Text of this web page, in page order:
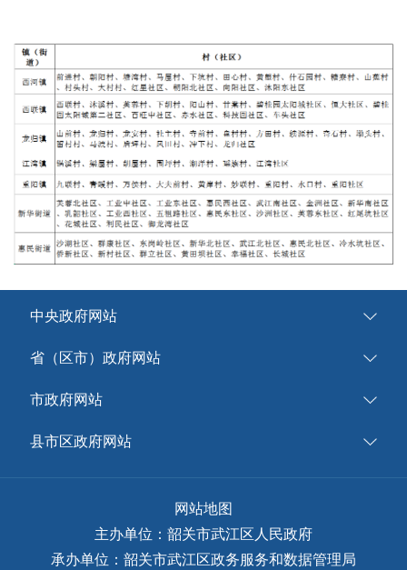
中央政府网站
省（区市）政府网站
市政府网站
县市区政府网站
网站地图
主办单位：韶关市武江区人民政府
承办单位：韶关市武江区政务服务和数据管理局